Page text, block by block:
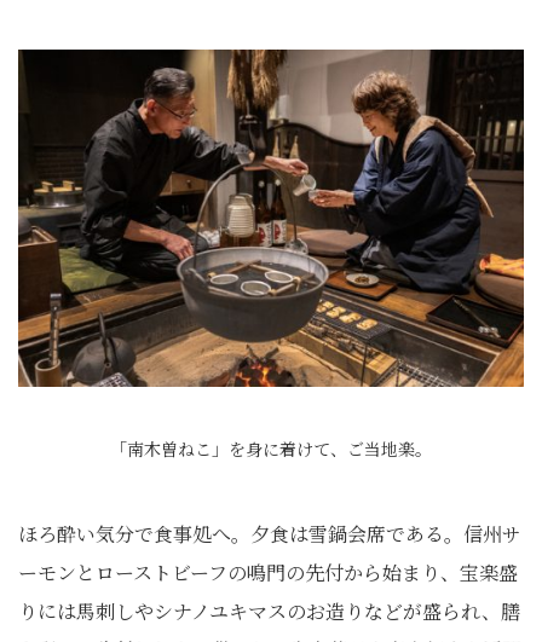
「南木曽ねこ」を身に着けて、ご当地楽。
ほろ酔い気分で食事処へ。夕食は雪鍋会席である。信州サ
ーモンとローストビーフの鳴門の先付から始まり、宝楽盛
りには馬刺しやシナノユキマスのお造りなどが盛られ、膳